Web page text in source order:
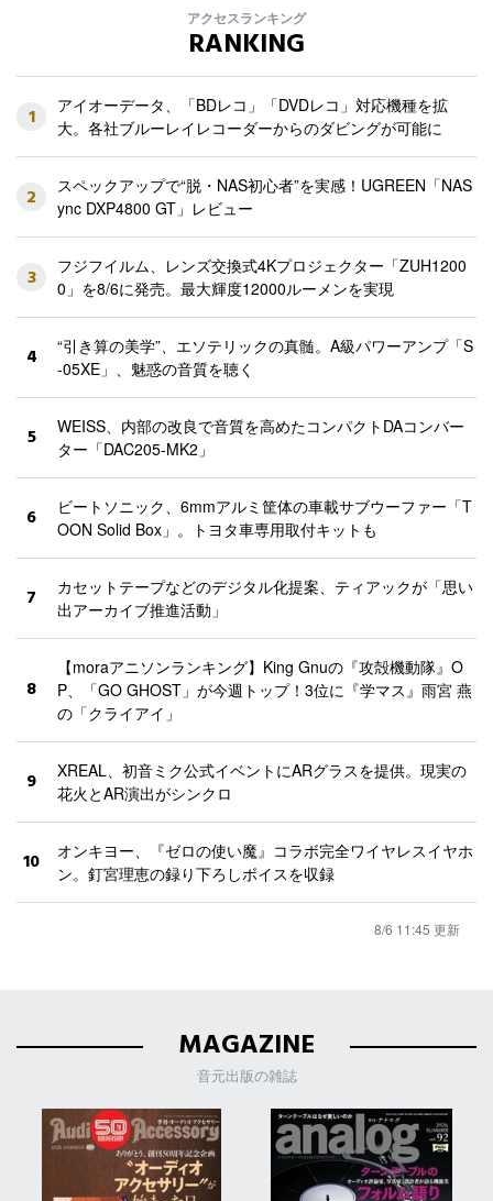
アクセスランキング
RANKING
1
アイオーデータ、「BDレコ」「DVDレコ」対応機種を拡
大。各社ブルーレイレコーダーからのダビングが可能に
2
スペックアップで“脱・NAS初心者”を実感！UGREEN「NAS
ync DXP4800 GT」レビュー
3
フジフイルム、レンズ交換式4Kプロジェクター「ZUH1200
0」を8/6に発売。最大輝度12000ルーメンを実現
4
“引き算の美学”、エソテリックの真髄。A級パワーアンプ「S
-05XE」、魅惑の音質を聴く
5
WEISS、内部の改良で音質を高めたコンパクトDAコンバー
ター「DAC205-MK2」
6
ビートソニック、6mmアルミ筐体の車載サブウーファー「T
OON Solid Box」。トヨタ車専用取付キットも
7
カセットテープなどのデジタル化提案、ティアックが「思い
出アーカイブ推進活動」
8
【moraアニソンランキング】King Gnuの『攻殻機動隊』O
P、「GO GHOST」が今週トップ！3位に『学マス』雨宮 燕
の「クライアイ」
9
XREAL、初音ミク公式イベントにARグラスを提供。現実の
花火とAR演出がシンクロ
10
オンキヨー、『ゼロの使い魔』コラボ完全ワイヤレスイヤホ
ン。釘宮理恵の録り下ろしボイスを収録
8/6 11:45 更新
MAGAZINE
音元出版の雑誌